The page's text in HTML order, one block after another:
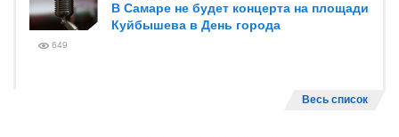
В Самаре не будет концерта на площади
Куйбышева в День города
649
Весь список